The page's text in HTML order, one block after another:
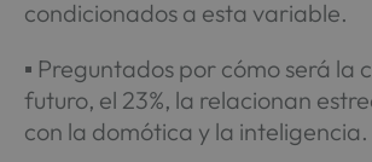
condicionados a esta variable.
▪ Preguntados por cómo será la
futuro, el 23%, la relacionan
con la domótica y la inteligencia.